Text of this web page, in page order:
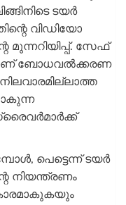
ടയര്‍
വിഡിയോ
മുന്നറിയിപ്പ്. സേഫ്
ബോധവല്‍ക്കരണ
പെട്ടെന്ന് ടയര്‍
നിയന്ത്രണം